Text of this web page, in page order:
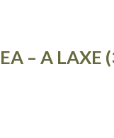
– A LAXE